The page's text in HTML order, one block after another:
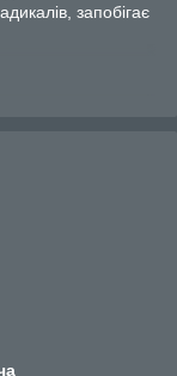
запобігає